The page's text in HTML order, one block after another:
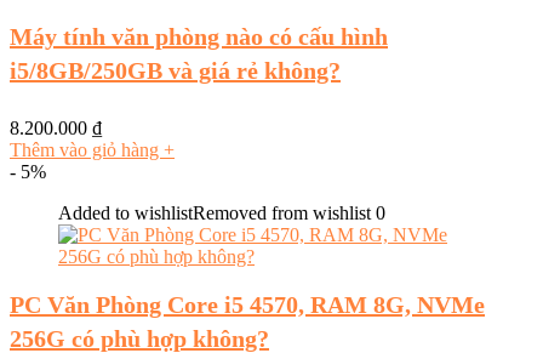
Máy tính văn phòng nào có cấu hình
i5/8GB/250GB và giá rẻ không?
8.200.000 ₫
Thêm vào giỏ hàng +
- 5%
Added to wishlistRemoved from wishlist 0
PC Văn Phòng Core i5 4570, RAM 8G, NVMe
256G có phù hợp không?